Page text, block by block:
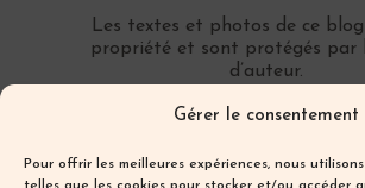
Gérer le consentement
Pour offrir les meilleures expériences, nous
Les textes et photos de ce
propriété et sont protégés par
d’auteur.
Toute reproduction partielle ou